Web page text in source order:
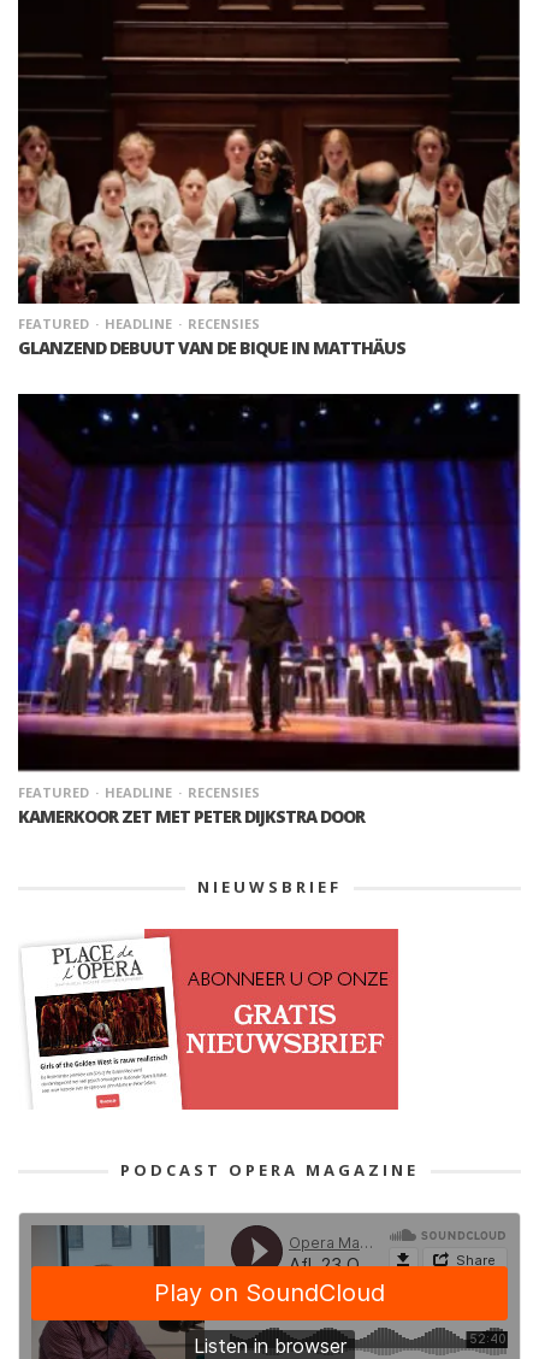
FEATURED HEADLINE RECENSIES
GLANZEND DEBUUT VAN DE BIQUE IN MATTHÄUS
FEATURED HEADLINE RECENSIES
KAMERKOOR ZET MET PETER DIJKSTRA DOOR
NIEUWSBRIEF
PODCAST OPERA MAGAZINE